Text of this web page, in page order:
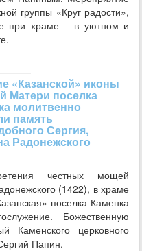
группы «Круг радости»,
при храме – в уютном и
«Казанской» иконы
Матери поселка
молитвенно
память
Сергия,
Радонежского
честных мощей
(1422), в храме
поселка Каменка
Божественную
Каменского церковного
Папин.